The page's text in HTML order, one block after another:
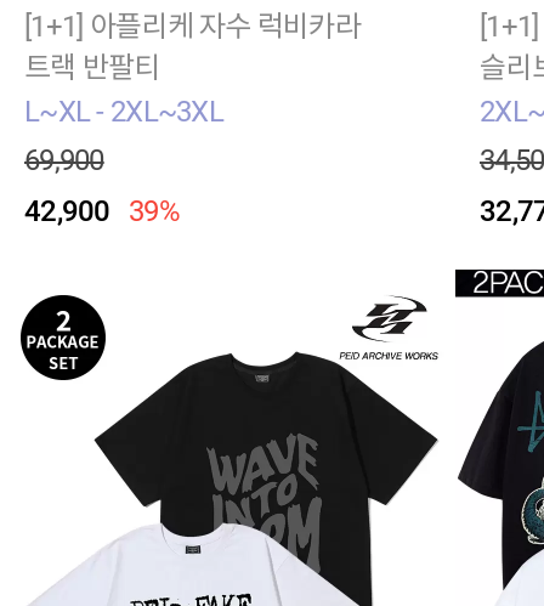
[1+1] 아플리케 자수 럭비카라
트랙 반팔티
L~XL - 2XL~3XL
69,900
42,900
39%
슬리